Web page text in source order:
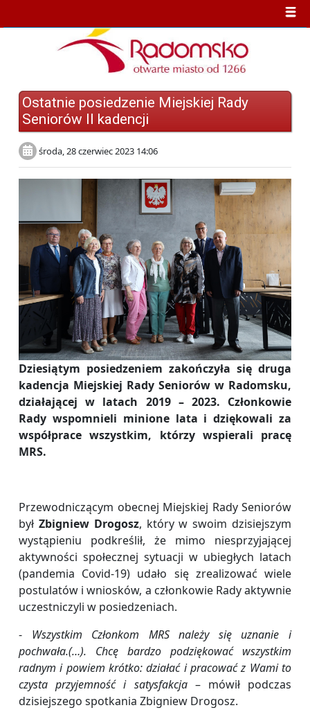
Ostatnie posiedzenie Miejskiej Rady
Seniorów II kadencji
środa, 28 czerwiec 2023 14:06
Dziesiątym posiedzeniem zakończyła się druga
kadencja Miejskiej Rady Seniorów w Radomsku,
działającej w latach 2019 – 2023. Członkowie
Rady wspomnieli minione lata i dziękowali za
współprace wszystkim, którzy wspierali pracę
MRS.
Przewodniczącym obecnej Miejskiej Rady Seniorów
był Zbigniew Drogosz, który w swoim dzisiejszym
wystąpieniu podkreślił, że mimo niesprzyjającej
aktywności społecznej sytuacji w ubiegłych latach
(pandemia Covid-19) udało się zrealizować wiele
postulatów i wniosków, a członkowie Rady aktywnie
uczestniczyli w posiedzeniach.
- Wszystkim Członkom MRS należy się uznanie i
pochwała.(…). Chcę bardzo podziękować wszystkim
radnym i powiem krótko: działać i pracować z Wami to
czysta przyjemność i satysfakcja– mówił podczas
dzisiejszego spotkania Zbigniew Drogosz.